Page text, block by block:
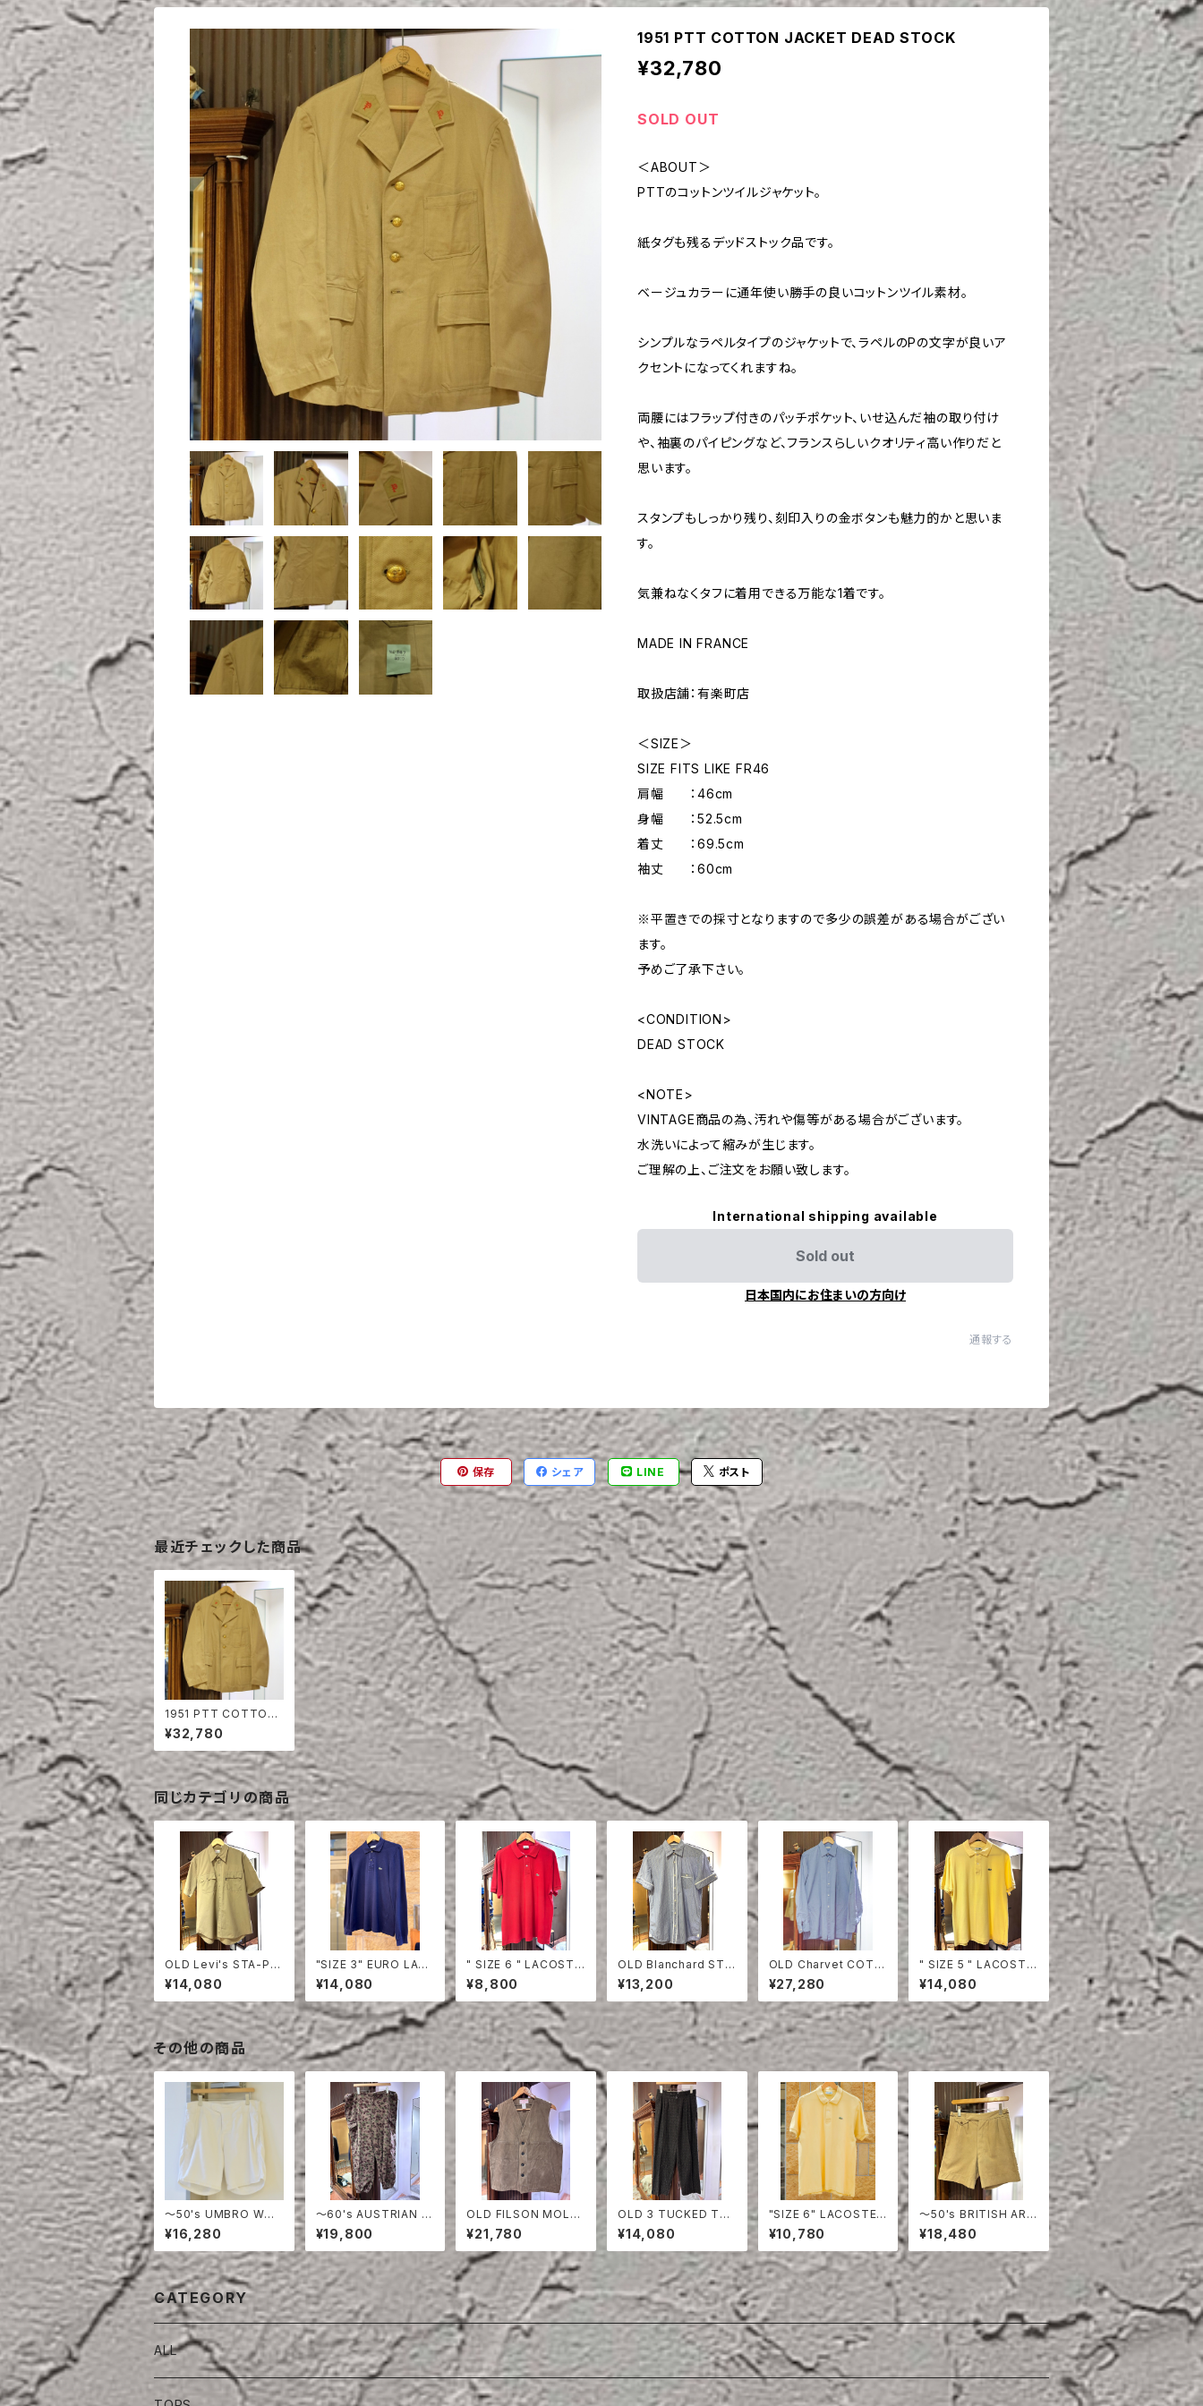
1951 PTT COTTON JACKET DEAD STOCK
¥32,780
SOLD OUT
＜ABOUT＞
PTTのコットンツイルジャケット。
紙タグも残るデッドストック品です。
ベージュカラーに通年使い勝手の良いコットンツイル素材。
シンプルなラペルタイプのジャケットで、ラペルのPの文字が良いア
クセントになってくれますね。
両腰にはフラップ付きのパッチポケット、いせ込んだ袖の取り付け
や、袖裏のパイピングなど、フランスらしいクオリティ高い作りだと
思います。
スタンプもしっかり残り、刻印入りの金ボタンも魅力的かと思いま
す。
気兼ねなくタフに着用できる万能な1着です。
MADE IN FRANCE
取扱店舗：有楽町店
＜SIZE＞
SIZE FITS LIKE FR46
肩幅 ：46cm
身幅 ：52.5cm
着丈 ：69.5cm
袖丈 ：60cm
※平置きでの採寸となりますので多少の誤差がある場合がござい
ます。
予めご了承下さい。
<CONDITION>
DEAD STOCK
<NOTE>
VINTAGE商品の為、汚れや傷等がある場合がございます。
水洗いによって縮みが生じます。
ご理解の上、ご注文をお願い致します。
International shipping available
Sold out
日本国内にお住まいの方向け
通報する
保存 シェア LINE ポスト
最近チェックした商品
1951 PTT COTTON
JACKET DEAD STO
CK
¥32,780
同じカテゴリの商品
OLD Levi's STA-PR
EST HALF SLEEVE S
HIRT
¥14,080
"SIZE 3" EURO LAC
OSTE POLO SHIRT
LONG SLEEVE
¥14,080
" SIZE 6 " LACOSTE
POLO SHIRT RED
¥8,800
OLD Blanchard STRI
PE COTTON HALF S
LEEVE SHIRT
¥13,200
OLD Charvet COTT
ON SHIRT
¥27,280
" SIZE 5 " LACOSTE
POLO SHIRT YELLO
W
¥14,080
その他の商品
〜50's UMBRO WHI
TE COTTON SHOR
TS
¥16,280
〜60's AUSTRIAN A
RMY PEA DOT CAM
O FIERD PANTS
¥19,800
OLD FILSON MOLES
KIN VEST
¥21,780
OLD 3 TUCKED TR
OUSERS
¥14,080
"SIZE 6" LACOSTE
POLO SHIRT
¥10,780
〜50's BRITISH ARM
Y COTTON SHORT
S
¥18,480
CATEGORY
ALL